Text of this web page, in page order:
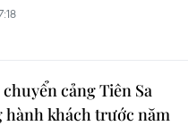
cảng Tiên Sa
hành khách trước năm